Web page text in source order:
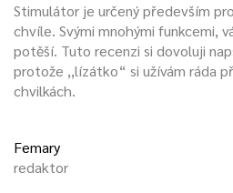
Stimulátor je určený především
chvíle. Svými mnohými funkcemi,
potěší. Tuto recenzi si dovoluji
protože ,,lízátko“ si užívám ráda
chvilkách.
Femary
redaktor